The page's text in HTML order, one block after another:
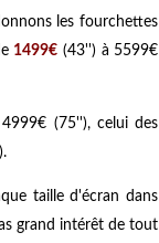
les fourchettes
1499€ (43'') à 5599€
(75''), celui des
taille d'écran dans
grand intérêt de tout